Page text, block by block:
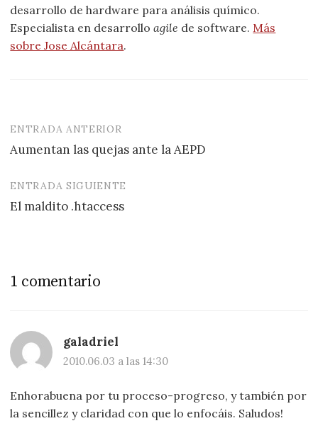
desarrollo de hardware para análisis químico.
Especialista en desarrolloagile de software. Más
sobre Jose Alcántara.
Navegación
de
entradas
ENTRADA ANTERIOR
Aumentan las quejas ante la AEPD
ENTRADA SIGUIENTE
El maldito .htaccess
1 comentario
galadriel
2010.06.03 a las 14:30
Enhorabuena por tu proceso-progreso, y también por
la sencillez y claridad con que lo enfocáis. Saludos!